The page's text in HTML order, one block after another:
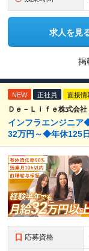
求人を見
掲
NEW 正社員 面接情
Ｄｅ－Ｌｉｆｅ株式会社
インフラエンジニ
32万円～◆年休125
応募資格